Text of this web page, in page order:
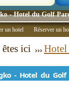
- Hotel du Golf
un hotel Réserver un
êtes ici Hotel
- Hotel du Golf